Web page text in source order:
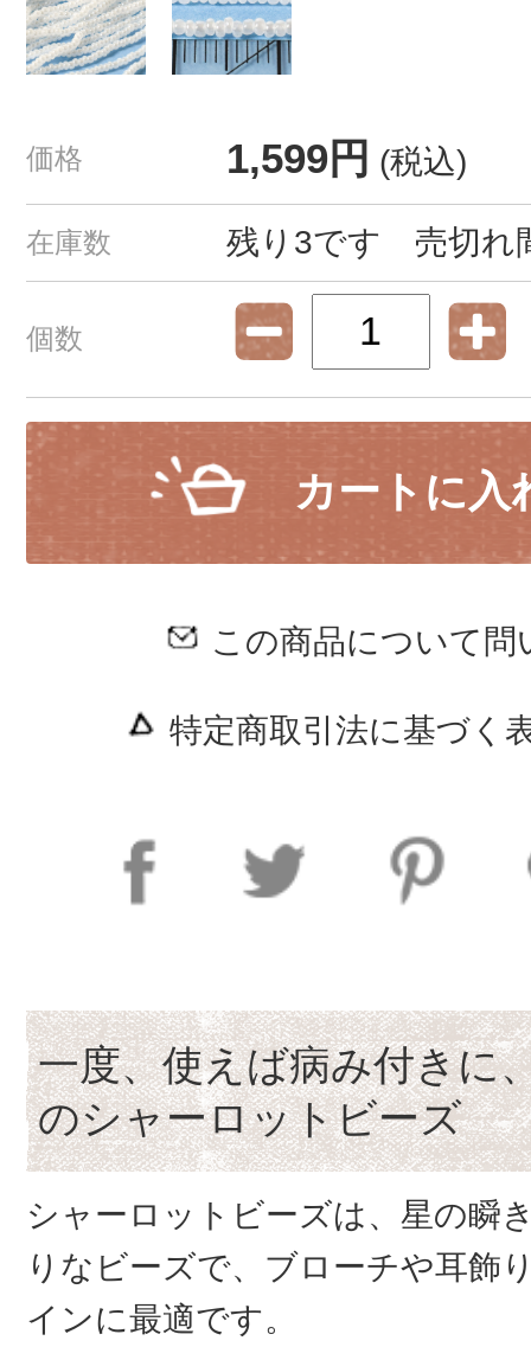
価格 1,599円 (税込)
在庫数 残り3です 売切れ
個数
カートに入
この商品について問
特定商取引法に基づく
一度、使えば病み付きに
のシャーロットビーズ
シャーロットビーズは、星の瞬
りなビーズで、ブローチや耳飾
インに最適です。